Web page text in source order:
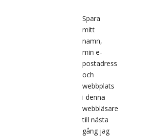
Spara
mitt
namn,
min e-
postadress
och
webbplats
i denna
webbläsare
till nästa
gång jag